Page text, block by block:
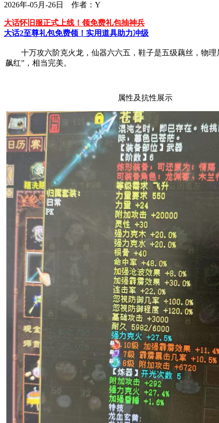
2026年-05月-26日 作者：Y
大话怀旧服正式上线！领免费礼包抽神兵
大话2至尊礼包免费领！实用道具助力冲级
十万攻六阶克火龙，仙器六六五，鞋子是五级藕丝，物理
飙红”，相当完美。
属性及抗性展示